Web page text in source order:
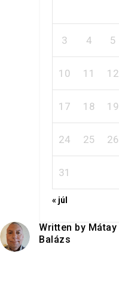
3 4 5
10 11 12
17 18 19
24 25 26
31
« júl
Written by Mátay
Balázs